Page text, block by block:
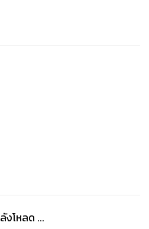
งโหลด ...